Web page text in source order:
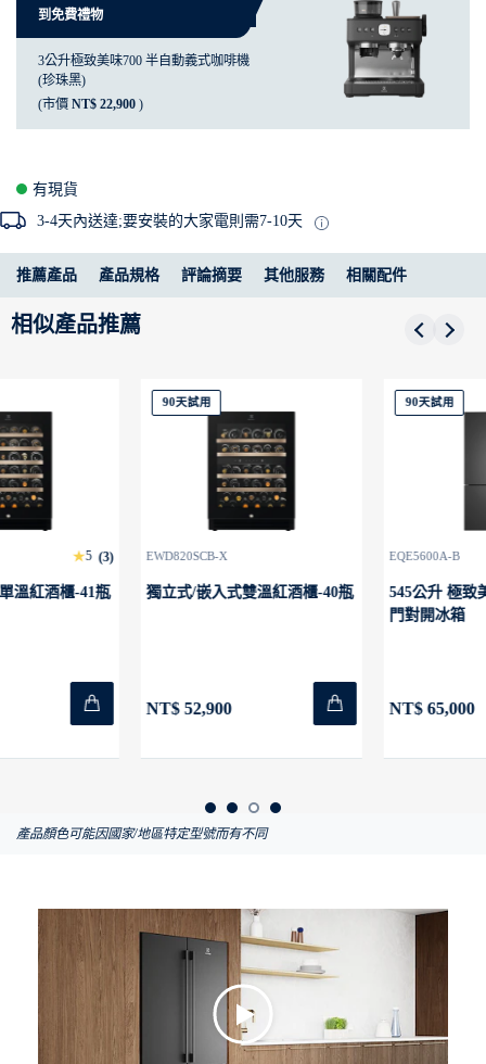
到免費禮物
3公升極致美味700 半自動義式咖啡機
(珍珠黑)
(市價 NT$ 22,900 )
有現貨
3-4天內送達;要安裝的大家電則需7-10天
推薦產品 產品規格 評論摘要 其他服務 相關配件
相似產品推薦
酒櫃-40瓶
90天試用
EQE5600A-B
545公升 極致美味700 獨立式四
NT$ 65,000
新上市
EBM3402L-W
346公升 700 AI智
NT$ 26,900
產品顏色可能因國家/地區特定型號而有不同